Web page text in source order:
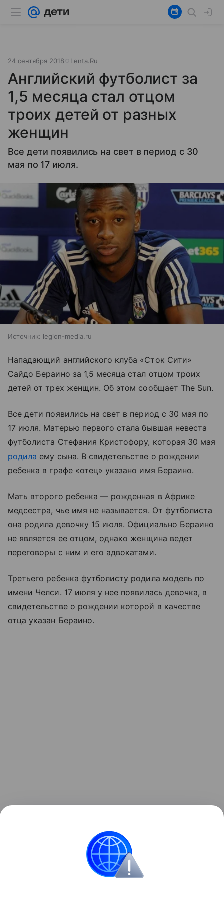
24 сентября 2018 Lenta.Ru
Английский футболист за
1,5 месяца стал отцом
троих детей от разных
женщин
Все дети появились на свет в период с 30
мая по 17 июля.
Источник: legion-media.ru
Нападающий английского клуба «Сток Сити»
Сайдо Бераино за 1,5 месяца стал отцом троих
детей от трех женщин. Об этом сообщает The Sun.
Все дети появились на свет в период с 30 мая по
17 июля. Матерью первого стала бывшая невеста
футболиста Стефания Кристофору, которая 30 мая
родила ему сына. В свидетельстве о рождении
ребенка в графе «отец» указано имя Бераино.
Мать второго ребенка — рожденная в Африке
медсестра, чье имя не называется. От футболиста
она родила девочку 15 июля. Официально Бераино
не является ее отцом, однако женщина ведет
переговоры с ним и его адвокатами.
Третьего ребенка футболисту родила модель по
имени Челси. 17 июля у нее появилась девочка, в
свидетельстве о рождении которой в качестве
отца указан Бераино.
6 самых многодетных
Многодетные семьи